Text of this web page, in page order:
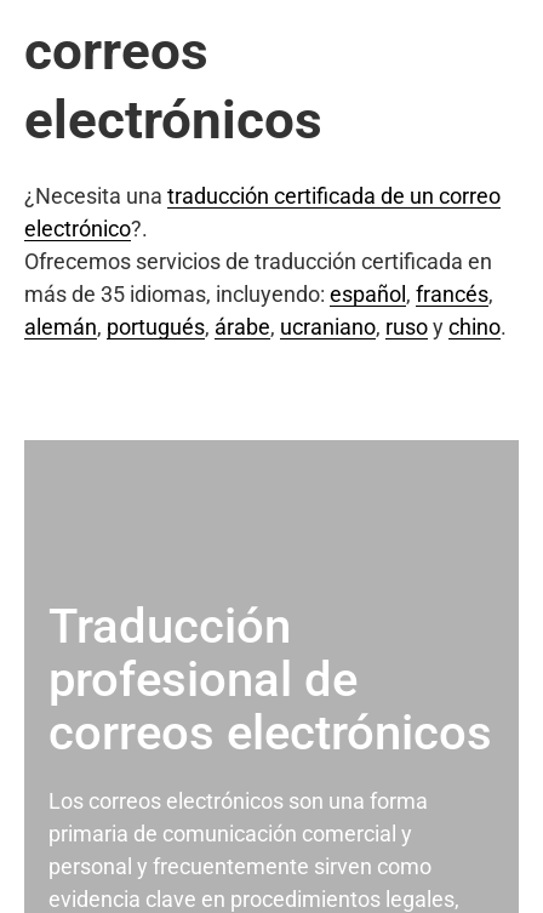
correos
electrónicos
¿Necesita una traducción certificada de un correo
electrónico?.
Ofrecemos servicios de traducción certificada en
más de 35 idiomas, incluyendo: español , francés,
alemán, portugués, árabe, ucraniano, rusoychino.
Traducción
profesional de
correos electrónicos
Los correos electrónicos son una forma
primaria de comunicación comercial y
personal y frecuentemente sirven como
evidencia clave en procedimientos legales,